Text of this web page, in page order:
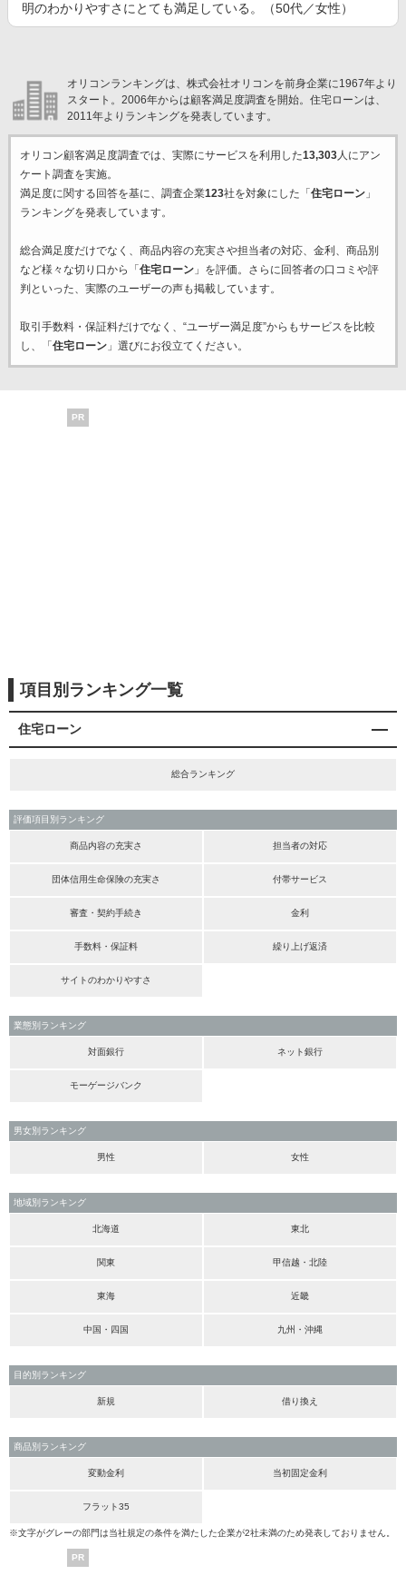
明のわかりやすさにとても満足している。（50代／女性）
オリコンランキングは、株式会社オリコンを前身企業に1967年より
スタート。2006年からは顧客満足度調査を開始。住宅ローンは、
2011年よりランキングを発表しています。
オリコン顧客満足度調査では、実際にサービスを利用した13,303人にアン
ケート調査を実施。
満足度に関する回答を基に、調査企業123社を対象にした「 住宅ローン」
ランキングを発表しています。
総合満足度だけでなく、商品内容の充実さや担当者の対応、金利、商品別
など様々な切り口から「 住宅ローン」を評価。さらに回答者の口コミや評
判といった、実際のユーザーの声も掲載しています。
取引手数料・保証料だけでなく、“ユーザー満足度”からもサービスを比較
し、「 住宅ローン」選びにお役立てください。
PR
項目別ランキング一覧
住宅ローン
総合ランキング
評価項目別ランキング
商品内容の充実さ 担当者の対応
団体信用生命保険の充実さ 付帯サービス
審査・契約手続き 金利
手数料・保証料 繰り上げ返済
サイトのわかりやすさ
業態別ランキング
対面銀行 ネット銀行
モーゲージバンク
男女別ランキング
男性 女性
地域別ランキング
北海道 東北
関東 甲信越・北陸
東海 近畿
中国・四国 九州・沖縄
目的別ランキング
新規 借り換え
商品別ランキング
変動金利 当初固定金利
フラット35
※文字がグレーの部門は当社規定の条件を満たした企業が2社未満のため発表しておりません。
PR